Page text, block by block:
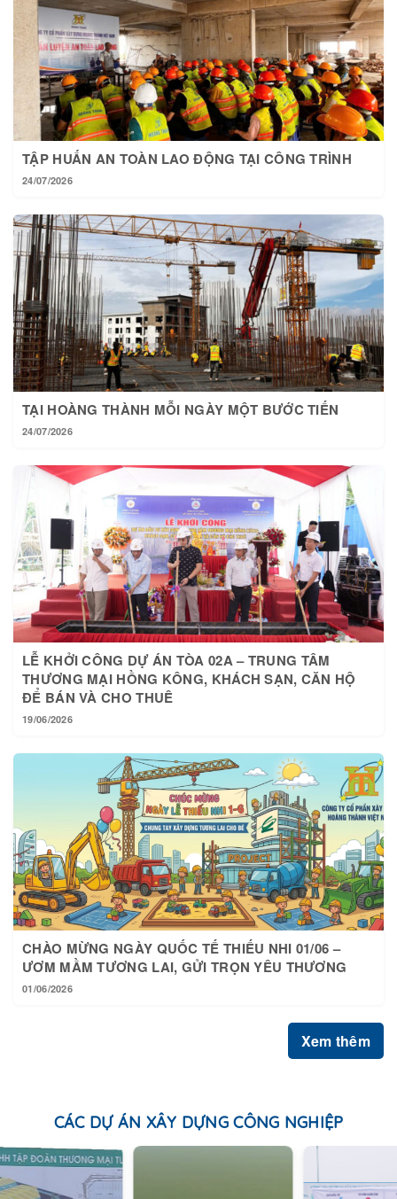
TẬP HUẤN AN TOÀN LAO ĐỘNG TẠI CÔNG TRÌNH
24/07/2026
TẠI HOÀNG THÀNH MỖI NGÀY MỘT BƯỚC TIẾN
24/07/2026
LỄ KHỞI CÔNG DỰ ÁN TÒA 02A – TRUNG TÂM
THƯƠNG MẠI HỒNG KÔNG, KHÁCH SẠN, CĂN HỘ
ĐỂ BÁN VÀ CHO THUÊ
19/06/2026
CHÀO MỪNG NGÀY QUỐC TẾ THIẾU NHI 01/06 –
ƯƠM MẦM TƯƠNG LAI, GỬI TRỌN YÊU THƯƠNG
01/06/2026